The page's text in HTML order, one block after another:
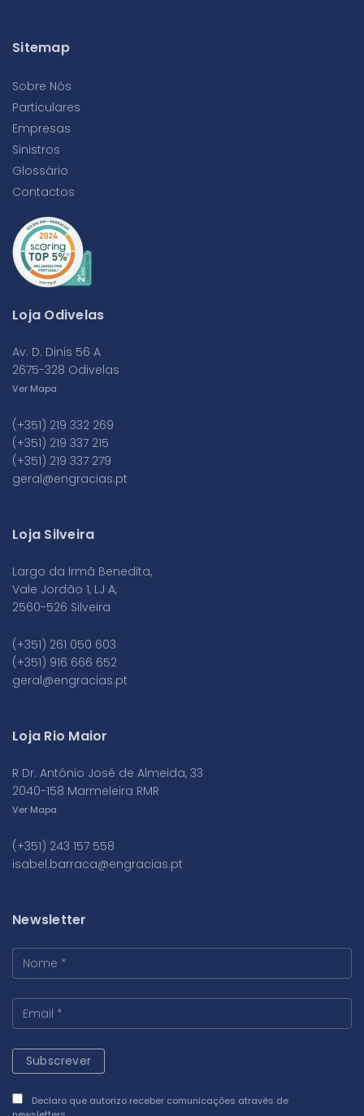
Sitemap
Sobre Nós
Particulares
Empresas
Sinistros
Glossário
Contactos
Loja Odivelas
Av. D. Dinis 56 A
2675-328 Odivelas
Ver Mapa
(+351) 219 332 269
(+351) 219 337 215
(+351) 219 337 279
geral@engracias.pt
Loja Silveira
Largo da Irmã Benedita,
Vale Jordão 1, LJ A,
2560-526 Silveira
(+351) 261 050 603
(+351) 916 666 652
geral@engracias.pt
Loja Rio Maior
R Dr. António José de Almeida, 33
2040-158 Marmeleira RMR
Ver Mapa
(+351) 243 157 558
isabel.barraca@engracias.pt
Newsletter
Declaro que autorizo receber comunicações através de